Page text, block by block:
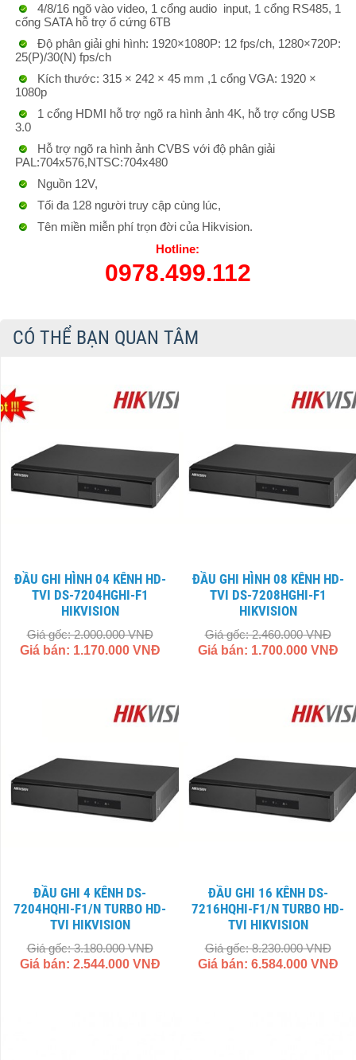
4/8/16 ngõ vào video, 1 cổng audio input, 1 cổng RS485, 1
cổng SATA hỗ trợ ổ cứng 6TB
Độ phân giải ghi hình: 1920×1080P: 12 fps/ch, 1280×720P:
25(P)/30(N) fps/ch
Kích thước: 315 × 242 × 45 mm ,1 cổng VGA: 1920 ×
1080p
1 cổng HDMI hỗ trợ ngõ ra hình ảnh 4K, hỗ trợ cổng USB
3.0
Hỗ trợ ngõ ra hình ảnh CVBS với độ phân giải
PAL:704x576,NTSC:704x480
Nguồn 12V,
Tối đa 128 người truy cập cùng lúc,
Tên miền miễn phí trọn đời của Hikvision.
Hotline:
0978.499.112
CÓ THỂ BẠN QUAN TÂM
ĐẦU GHI HÌNH 04 KÊNH HD-
TVI DS-7204HGHI-F1
HIKVISION
Giá gốc: 2.000.000 VNĐ
Giá bán: 1.170.000 VNĐ
ĐẦU GHI HÌNH 08 KÊNH HD-
TVI DS-7208HGHI-F1
HIKVISION
Giá gốc: 2.460.000 VNĐ
Giá bán: 1.700.000 VNĐ
ĐẦU GHI 4 KÊNH DS-
7204HQHI-F1/N​ TURBO HD-
TVI HIKVISION
Giá gốc: 3.180.000 VNĐ
Giá bán: 2.544.000 VNĐ
ĐẦU GHI 16 KÊNH DS-
7216HQHI-F1/N​ TURBO HD-
TVI HIKVISION
Giá gốc: 8.230.000 VNĐ
Giá bán: 6.584.000 VNĐ